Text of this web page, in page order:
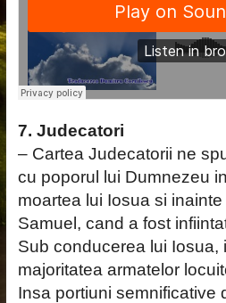
7. Judecatori
– Cartea Judecatorii ne
cu poporul lui Dumnezeu
moartea lui Iosua si
Samuel, cand a fost
Sub conducerea lui Iosua,
majoritatea armatelor
Insa portiuni semnificative